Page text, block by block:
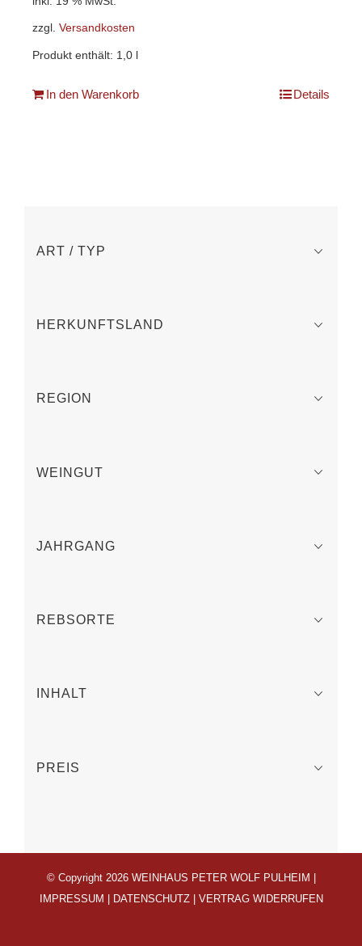
zzgl. Versandkosten
Produkt enthält: 1,0
In den Warenkorb Details
ART / TYP
HERKUNFTSLAND
REGION
WEINGUT
JAHRGANG
REBSORTE
INHALT
PREIS
© Copyright 2026 WEINHAUS PETER WOLF PULHEIM |
IMPRESSUM
DATENSCHUTZ| VERTRAG WIDERRUFEN